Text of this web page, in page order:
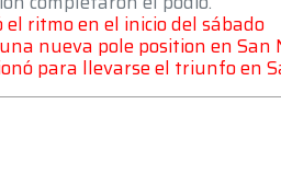
ritmo en el inicio del sábado
nueva pole position en San
para llevarse el triunfo en